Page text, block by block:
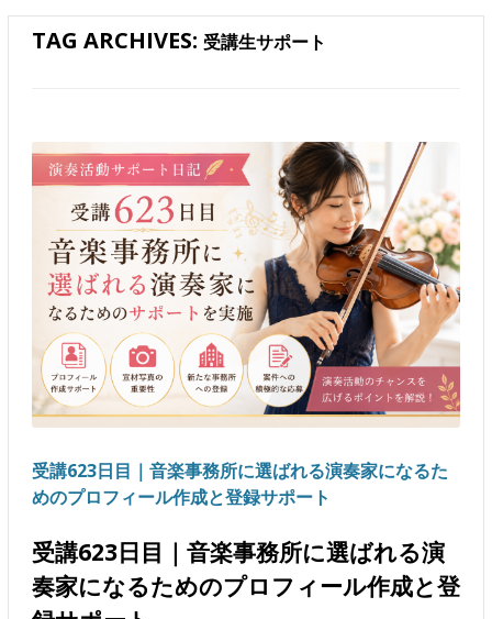
TAG ARCHIVES: 受講生サポート
受講623日目｜音楽事務所に選ばれる演奏家になるた
めのプロフィール作成と登録サポート
受講623日目｜音楽事務所に選ばれる演
奏家になるためのプロフィール作成と登